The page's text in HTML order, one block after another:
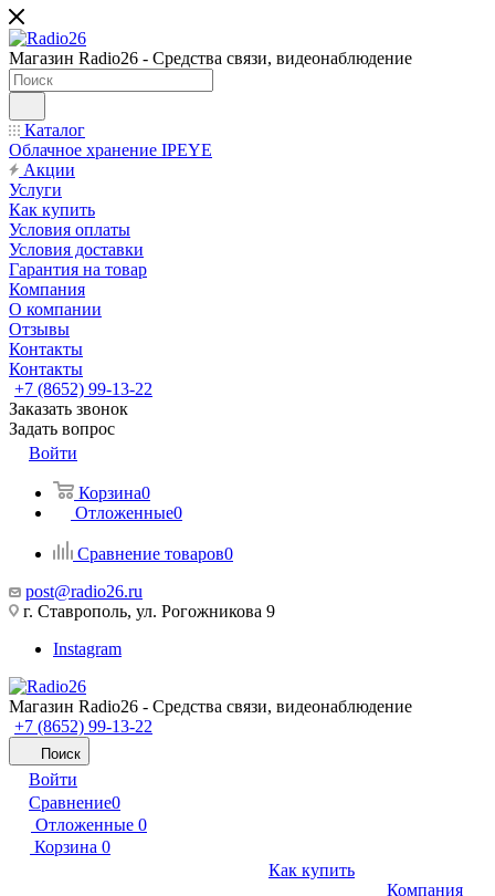
Магазин Radio26 - Средства связи, видеонаблюдение
Каталог
Облачное хранение IPEYE
Акции
Услуги
Как купить
Условия оплаты
Условия доставки
Гарантия на товар
Компания
О компании
Отзывы
Контакты
Контакты
+7 (8652) 99-13-22
Заказать звонок
Задать вопрос
Войти
Корзина0
Отложенные0
Сравнение товаров0
post@radio26.ru
г. Ставрополь, ул. Рогожникова 9
Instagram
Магазин Radio26 - Средства связи, видеонаблюдение
+7 (8652) 99-13-22
Поиск
Войти
Сравнение0
Отложенные 0
Корзина 0
Как купить
Компания